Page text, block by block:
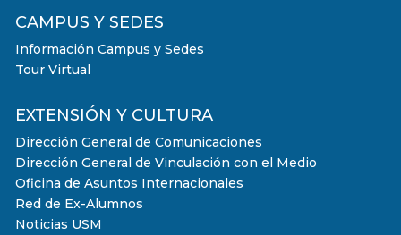
CAMPUS Y SEDES
Información Campus y Sedes
Tour Virtual
EXTENSIÓN Y CULTURA
Dirección General de Comunicaciones
Dirección General de Vinculación con el Medio
Oficina de Asuntos Internacionales
Red de Ex-Alumnos
Noticias USM